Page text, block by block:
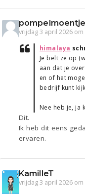
pompelmoentje
vrijdag 3 april 2026 om
himalaya
Je belt ze op
aan dat je
en of het
bedrijf kunt
Nee heb je, ja
Dit.
Ik heb dit eens
ervaren.
KamilleT
vrijdag 3 april 2026 om